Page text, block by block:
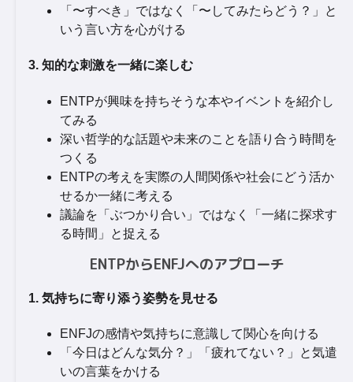
「〜すべき」ではなく「〜してみたらどう？」と
いう言い方を心がける
3. 知的な刺激を一緒に楽しむ
ENTPが興味を持ちそうな本やイベントを紹介し
てみる
深い哲学的な話題や未来のことを語り合う時間を
つくる
ENTPの考えを実際の人間関係や社会にどう活か
せるか一緒に考える
議論を「ぶつかり合い」ではなく「一緒に探求す
る時間」と捉える
ENTPからENFJへのアプローチ
1. 気持ちに寄り添う姿勢を見せる
ENFJの感情や気持ちに意識して関心を向ける
「今日はどんな気分？」「疲れてない？」と気遣
いの言葉をかける